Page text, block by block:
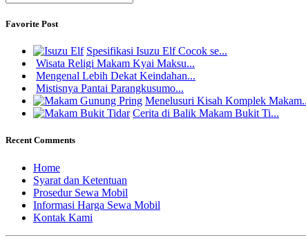
Favorite Post
Spesifikasi Isuzu Elf Cocok se...
Wisata Religi Makam Kyai Maksu...
Mengenal Lebih Dekat Keindahan...
Mistisnya Pantai Parangkusumo...
Menelusuri Kisah Komplek
Cerita di Balik Makam Bukit Ti...
Recent Comments
Home
Syarat dan Ketentuan
Prosedur Sewa Mobil
Informasi Harga Sewa Mobil
Kontak Kami